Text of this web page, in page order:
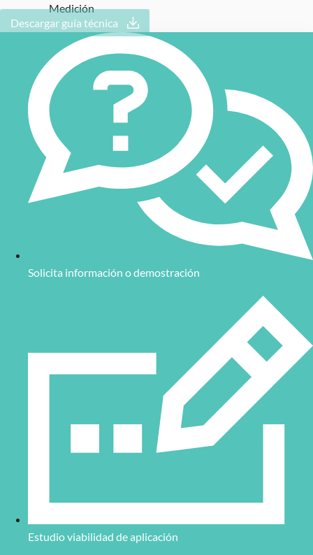
Medición
Descargar guía técnica
Solicita información o demostración
Estudio viabilidad de aplicación